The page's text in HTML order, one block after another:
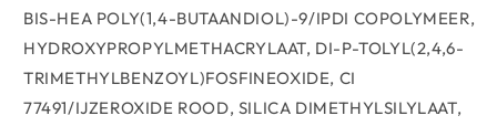
BIS-HEA POLY(1,4-BUTAANDIOL)-9/IPDI COPOLYMEER,
HYDROXYPROPYLMETHACRYLAAT, DI-P-TOLYL(2,4,6-
TRIMETHYLBENZOYL)FOSFINEOXIDE, CI
77491/IJZEROXIDE ROOD, SILICA DIMETHYLSILYLAAT,